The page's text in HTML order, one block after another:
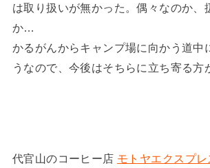
は取り扱いが無かった。偶々なのか、
か…
かるがんからキャンプ場に向かう道中
うなので、今後はそちらに立ち寄る方
代官山のコーヒー店 モトヤエクスプレ